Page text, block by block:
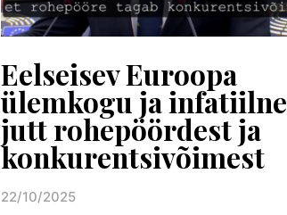
Eelseisev Euroopa
ülemkogu ja infatiilne
jutt rohepöördest ja
konkurentsivõimest
Posted on
22/10/2025